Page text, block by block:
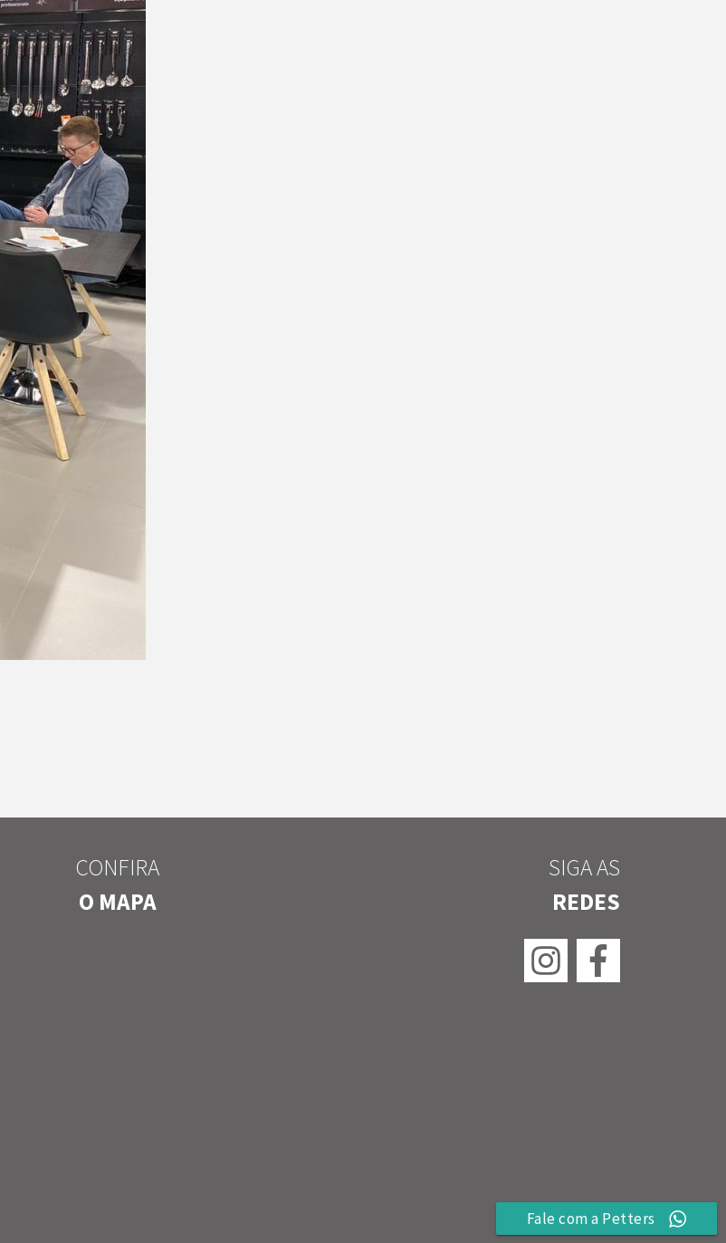
CONFIRA
O MAPA
SIGA AS
REDES
Fale com a Petters